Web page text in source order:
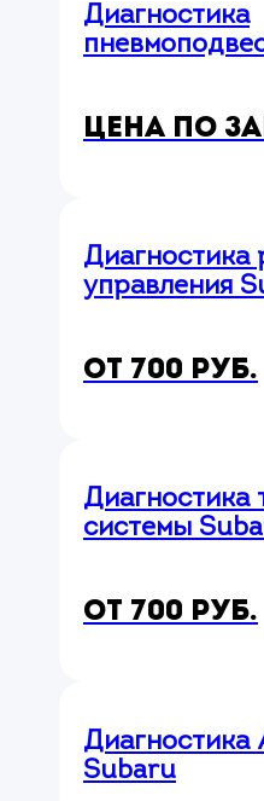
Диагностика
Цена по
Диагностика
управления
от 700 руб.
Диагностика
системы
от 700 руб.
Диагностика
Subaru